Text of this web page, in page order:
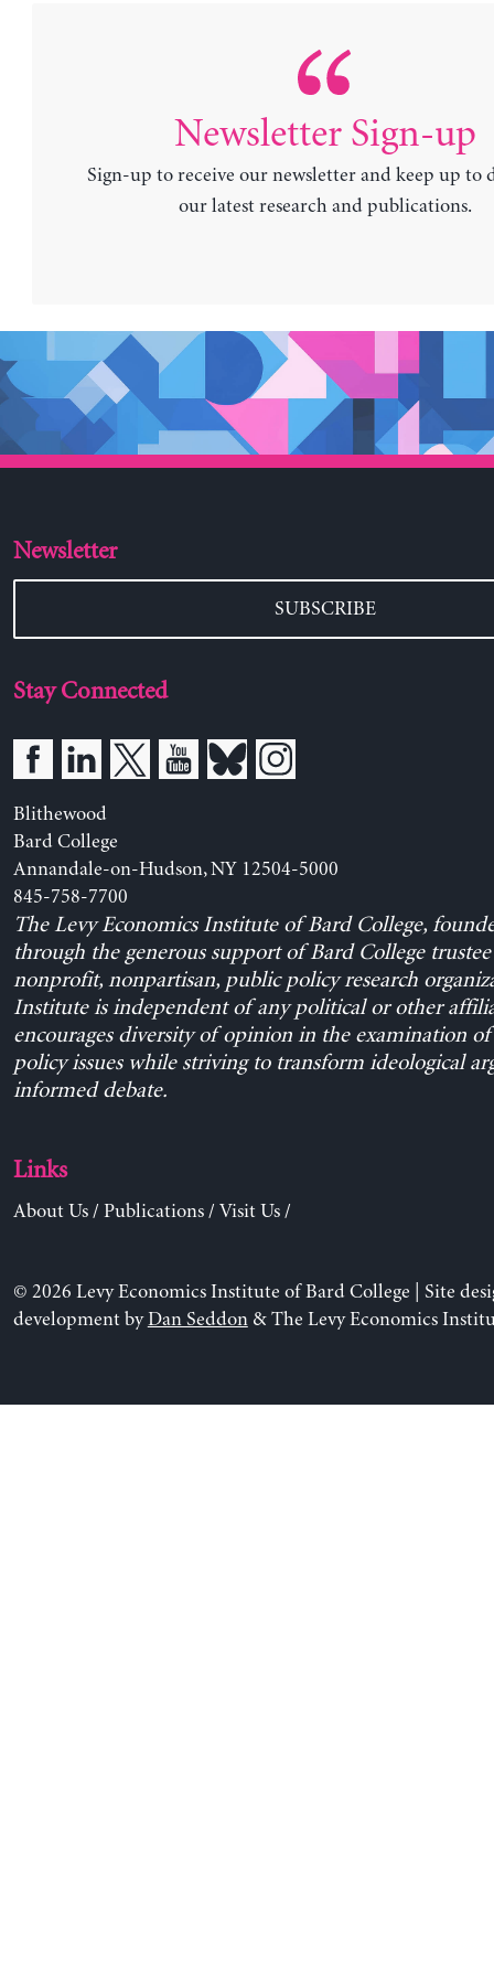
Newsletter Sign-up
Sign-up to receive our newsletter and keep up to
our latest research and publications.
Newsletter
SUBSCRIBE
Stay Connected
Blithewood
Bard College
Annandale-on-Hudson, NY 12504-5000
845-758-7700
The Levy Economics Institute of Bard College,
through the generous support of Bard College trustee
nonprofit, nonpartisan, public policy research
Institute is independent of any political or other
encourages diversity of opinion in the examination
policy issues while striving to transform ideological
informed debate.
Links
About Us/ Publications/ Visit Us/
© 2026 Levy Economics Institute of Bard College | Site
development byDan Seddon& The Levy Economics